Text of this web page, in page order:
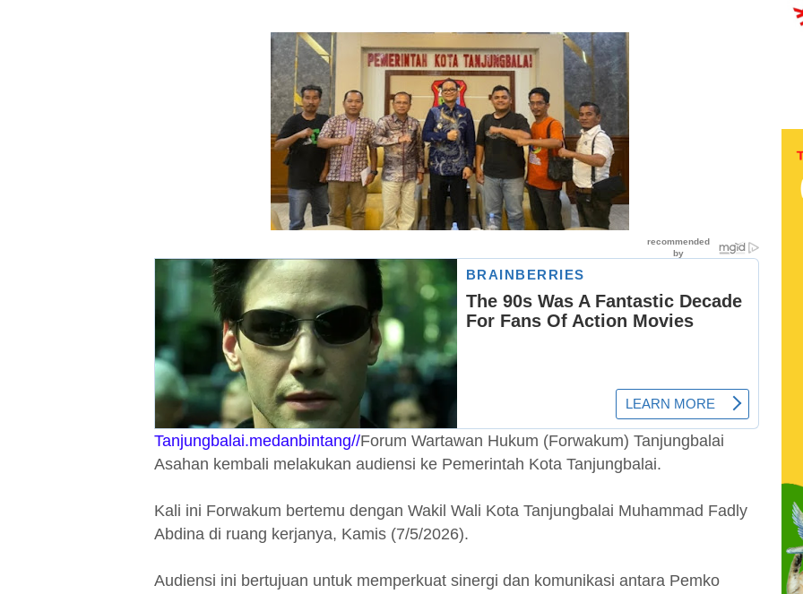
Tanjungbalai.medanbintang//Forum Wartawan Hukum (Forwakum) Tanjungbalai
Asahan kembali melakukan audiensi ke Pemerintah Kota Tanjungbalai.
Kali ini Forwakum bertemu dengan Wakil Wali Kota Tanjungbalai Muhammad Fadly
Abdina di ruang kerjanya, Kamis (7/5/2026).
Audiensi ini bertujuan untuk memperkuat sinergi dan komunikasi antara Pemko